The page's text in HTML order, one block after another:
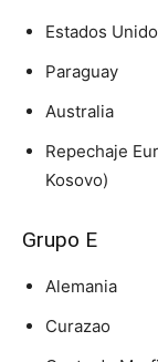
Estados
Paraguay
Australia
Repechaje
Kosovo)
Grupo E
Alemania
Curazao